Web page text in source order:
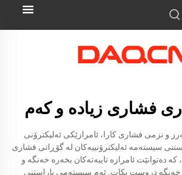
فشاری زیادە و کەم
و نزمی فشاری کارا، ئامرازێکی ئەلیکترۆنی
سیستەمە ئەلیکترۆنییەکان لە گۆڕانی فشاری
دەتوانێت ئامرازە تایبەتەکان بخەرە خەنگە و
خەنگە دروست بکات. ئەم سیستەمی پاراستنی